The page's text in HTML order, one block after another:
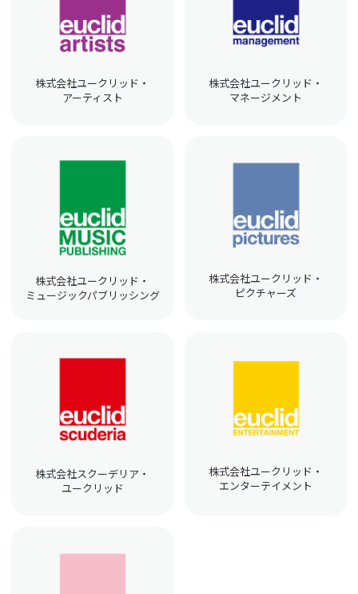
株式会社ユークリッド・
アーティスト
株式会社ユークリッド・
マネージメント
株式会社ユークリッド・
ミュージックパブリッシング
株式会社ユークリッド・
ピクチャーズ
株式会社スクーデリア・
ユークリッド
株式会社ユークリッド・
エンターテイメント